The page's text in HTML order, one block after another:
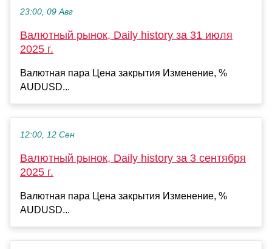
23:00, 09 Авг
Валютный рынок, Daily history за 31 июля
2025 г.
Валютная пара Цена закрытия Изменение, %
AUDUSD...
12:00, 12 Сен
Валютный рынок, Daily history за 3 сентября
2025 г.
Валютная пара Цена закрытия Изменение, %
AUDUSD...